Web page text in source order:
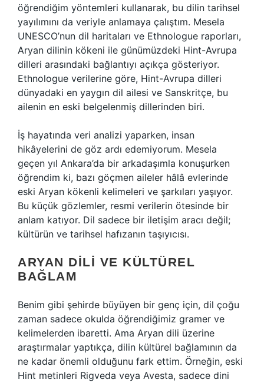
öğrendiğim yöntemleri kullanarak, bu dilin tarihsel
yayılımını da veriyle anlamaya çalıştım. Mesela
UNESCO’nun dil haritaları ve Ethnologue raporları,
Aryan dilinin kökeni ile günümüzdeki Hint-Avrupa
dilleri arasındaki bağlantıyı açıkça gösteriyor.
Ethnologue verilerine göre, Hint-Avrupa dilleri
dünyadaki en yaygın dil ailesi ve Sanskritçe, bu
ailenin en eski belgelenmiş dillerinden biri.
İş hayatında veri analizi yaparken, insan
hikâyelerini de göz ardı edemiyorum. Mesela
geçen yıl Ankara’da bir arkadaşımla konuşurken
öğrendim ki, bazı göçmen aileler hâlâ evlerinde
eski Aryan kökenli kelimeleri ve şarkıları yaşıyor.
Bu küçük gözlemler, resmi verilerin ötesinde bir
anlam katıyor. Dil sadece bir iletişim aracı değil;
kültürün ve tarihsel hafızanın taşıyıcısı.
ARYAN DILI VE KÜLTÜREL
BAĞLAM
Benim gibi şehirde büyüyen bir genç için, dil çoğu
zaman sadece okulda öğrendiğimiz gramer ve
kelimelerden ibaretti. Ama Aryan dili üzerine
araştırmalar yaptıkça, dilin kültürel bağlamının da
ne kadar önemli olduğunu fark ettim. Örneğin, eski
Hint metinleri Rigveda veya Avesta, sadece dini